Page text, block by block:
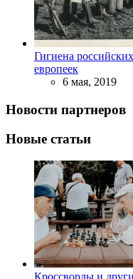
Гигиена
европеек
6 мая, 2019
Новости партнеров
Новые статьи
Кроссворды и